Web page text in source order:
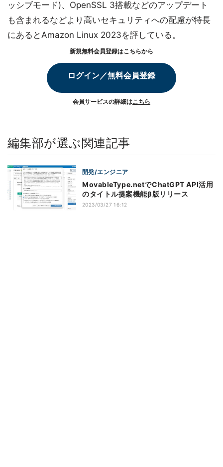
ッシブモード)、OpenSSL 3搭載などのアップデート
も含まれるなどより高いセキュリティへの配慮が特長
にあるとAmazon Linux 2023を評している。
新規無料会員登録はこちらから
ログイン／無料会員登録
会員サービスの詳細はこちら
編集部が選ぶ関連記事
開発/エンジニア
MovableType.netでChatGPT API活用
のタイトル提案機能β版リリース
2023/03/27 16:12